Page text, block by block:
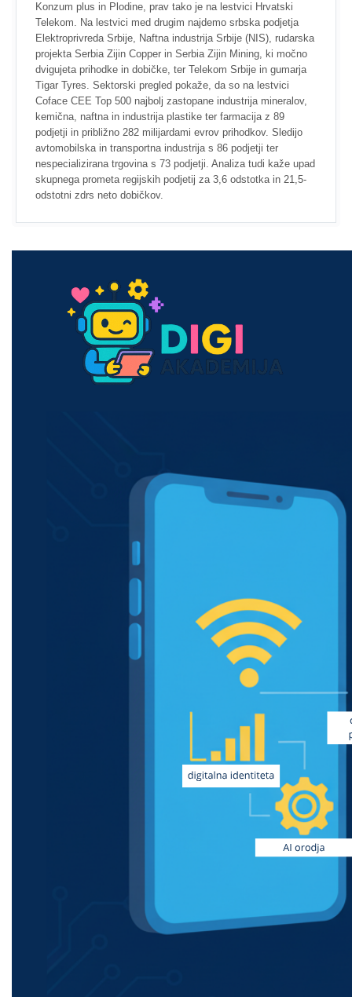
Konzum plus in Plodine, prav tako je na lestvici Hrvatski
Telekom. Na lestvici med drugim najdemo srbska podjetja
Elektroprivreda Srbije, Naftna industrija Srbije (NIS), rudarska
projekta Serbia Zijin Copper in Serbia Zijin Mining, ki močno
dvigujeta prihodke in dobičke, ter Telekom Srbije in gumarja
Tigar Tyres. Sektorski pregled pokaže, da so na lestvici
Coface CEE Top 500 najbolj zastopane industrija mineralov,
kemična, naftna in industrija plastike ter farmacija z 89
podjetji in približno 282 milijardami evrov prihodkov. Sledijo
avtomobilska in transportna industrija s 86 podjetji ter
nespecializirana trgovina s 73 podjetji. Analiza tudi kaže upad
skupnega prometa regijskih podjetij za 3,6 odstotka in 21,5-
odstotni zdrs neto dobičkov.